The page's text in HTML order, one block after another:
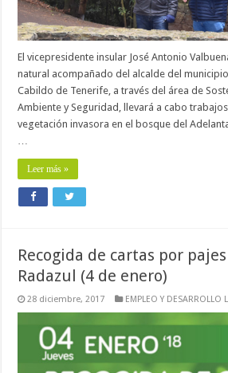
El vicepresidente insular José Antonio
natural acompañado del alcalde del
Cabildo de Tenerife, a través del área de
Ambiente y Seguridad, llevará a cabo
vegetación invasora en el bosque del
Leer más »
Recogida de cartas por
Radazul (4 de enero)
28 diciembre, 2017 EMPLEO Y DESARROLLO